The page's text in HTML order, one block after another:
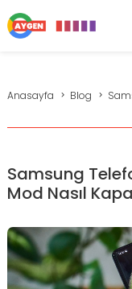
Anasayfa Blog
Samsung
Mod Nasıl